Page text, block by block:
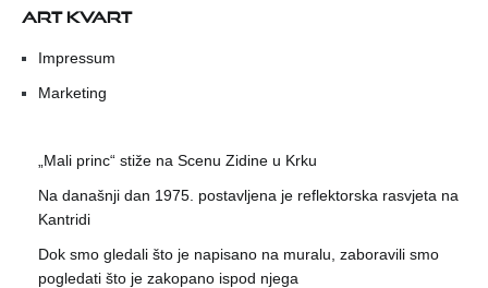
ART KVART
Impressum
Marketing
„Mali princ“ stiže na Scenu Zidine u Krku
Na današnji dan 1975. postavljena je reflektorska rasvjeta na
Kantridi
Dok smo gledali što je napisano na muralu, zaboravili smo
pogledati što je zakopano ispod njega